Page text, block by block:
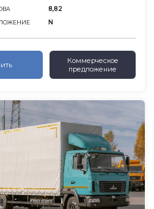
8,82
N
Коммерческое
предложение